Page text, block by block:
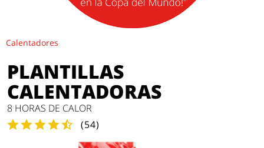
Calentadores
PLANTILLAS
CALENTADORAS
8 HORAS DE CALOR
(54)